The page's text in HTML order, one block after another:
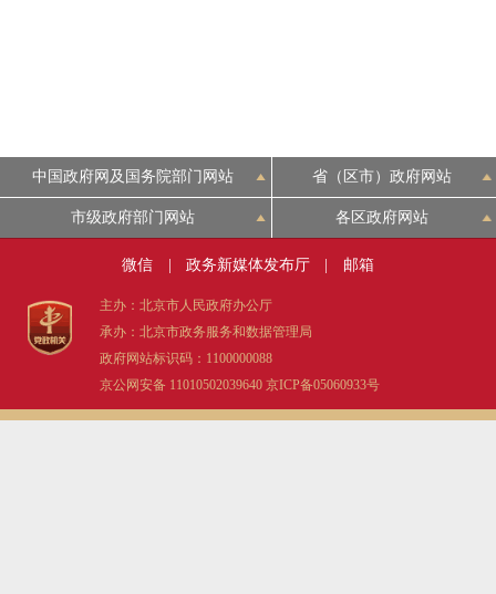
中国政府网及国务院部门网站 省（区市）政府网站
市级政府部门网站 各区政府网站
微信 政务新媒体发布厅 邮箱
主办：北京市人民政府办公厅
承办：北京市政务服务和数据管理局
政府网站标识码：1100000088
京公网安备 11010502039640 京ICP备05060933号